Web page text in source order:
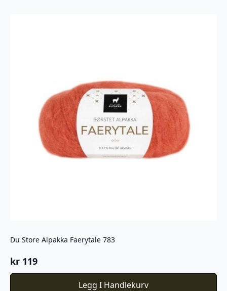
Du Store Alpakka Faerytale 783
kr 119
Legg I Handlekurv